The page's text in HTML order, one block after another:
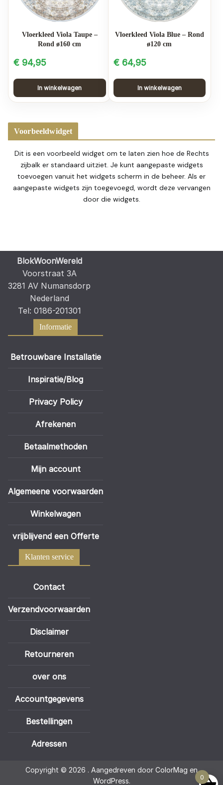
Vloerkleed Viola Taupe –
Rond ø160 cm
€ 94,95
In winkelwagen
Vloerkleed Viola Blue – Rond
ø120 cm
€64,95
In winkelwagen
Voorbeeldwidget
Dit is een voorbeeld widget om te laten zien hoe de Rechts
zijbalk er standaard uitziet. Je kunt aangepaste widgets
toevoegen vanuit het widgets scherm in de beheer. Als er
aangepaste widgets zijn toegevoegd, wordt deze vervangen
door die widgets.
BlokWoonWereld
Voorstraat 3A
3281 AV Numansdorp
Nederland
Tel: 0186-201301
Informatie
Betrouwbare Installatie
Inspiratie/Blog
Privacy Policy
Afrekenen
Betaalmethoden
Mijn account
Algemeene voorwaarden
Winkelwagen
vrijblijvend een Offerte
Klanten service
Contact
Verzendvoorwaarden
Disclaimer
Retourneren
over ons
Accountgegevens
Bestellingen
Adressen
Copyright © 2026 . Aangedreven door ColorMag en
WordPress. 0